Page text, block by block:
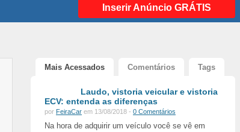
Inserir Anúncio GRÁTIS
Mais Acessados Comentários Tags
Laudo, vistoria veicular e vistoria
ECV: entenda as diferenças
por FeiraCar em 13/08/2018 - 0 Comentários
Na hora de adquirir um veículo você se vê em